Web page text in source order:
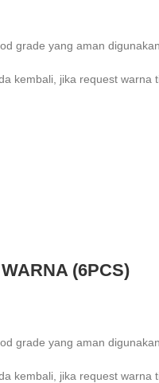
grade yang aman
kembali, jika request warna
(6PCS)
grade yang aman
kembali, jika request warna